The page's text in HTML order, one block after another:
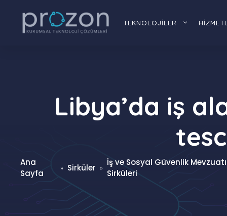
TEKNOLOJİLER
Libya’da iş
Ana
Sayfa
» Sirküler »
İş ve Sosyal Güvenlik Mevzuatı
Sirküleri